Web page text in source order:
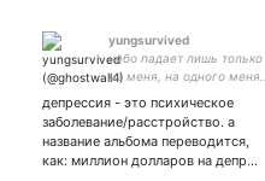
yungsurvived
небо падает лишь только
на меня, на одного меня...
депрессия - это психическое
заболевание/расстройство. а
название альбома переводится,
как: миллион долларов на депр…